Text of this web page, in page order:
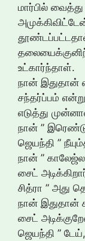
மார்பில்
தூண்டப்பட்டதால்
உட்கார்ந்தாள்.
நான்
சந்தர்ப்பம்
எடுத்து
நான் ”
ஜெயந்தி ”
நான் ”
சைட்
சித்ரா ” அது
நான் இதுதான்
சைட்
ஜெயந்தி ”